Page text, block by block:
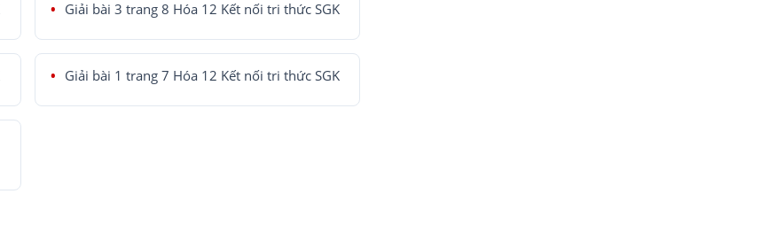
Giải bài 3 trang 8 Hóa 12 Kết nối tri thức SGK
Giải bài 1 trang 7 Hóa 12 Kết nối tri thức SGK